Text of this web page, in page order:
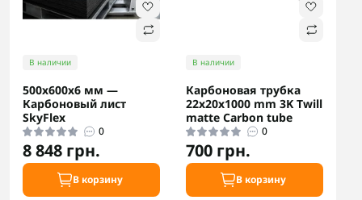
В наличии
500х600х6 мм —
Карбоновый лист
SkyFlex
0
8 848 грн.
В корзину
В наличии
Карбоновая трубка
22x20x1000 mm 3K Twill
matte Carbon tube
0
700 грн.
В корзину